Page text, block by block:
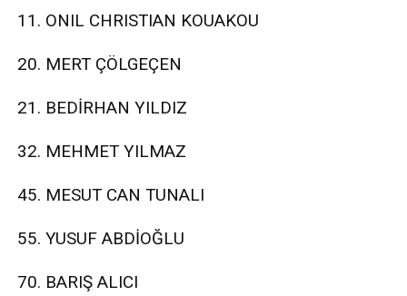
11. ONIL CHRISTIAN KOUAKOU
20. MERT ÇÖLGEÇEN
21. BEDİRHAN YILDIZ
32. MEHMET YILMAZ
45. MESUT CAN TUNALI
55. YUSUF ABDİOĞLU
70. BARIŞ ALICI